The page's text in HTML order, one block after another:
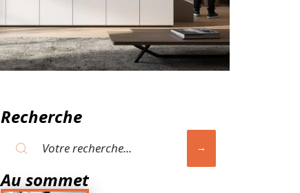
Recherche
Au sommet